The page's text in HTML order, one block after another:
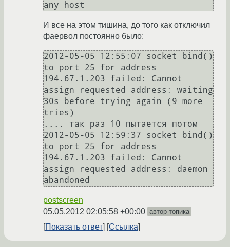
И все на этом тишина, до того как отключил
фаервол постоянно было:
2012-05-05 12:55:07 socket bind()
to port 25 for address
194.67.1.203 failed: Cannot
assign requested address: waiting
30s before trying again (9 more
tries)
.... так раз 10 пытается потом
2012-05-05 12:59:37 socket bind()
to port 25 for address
194.67.1.203 failed: Cannot
assign requested address: daemon
postscreen
05.05.2012 02:05:58 +00:00 автор топика
Показать ответ Ссылка